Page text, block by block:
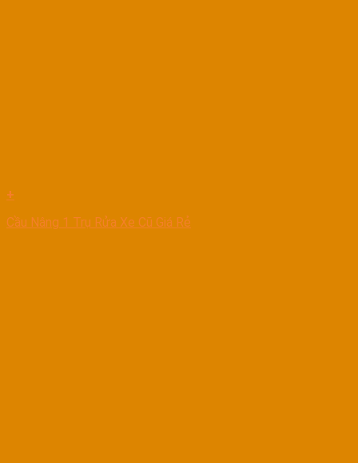
+
Cầu Nâng 1 Trụ Rửa Xe Cũ Giá Rẻ